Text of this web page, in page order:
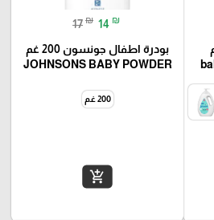
17 ₪ 14 ₪
بودرة اطفال جونسون 200 غم
JOHNSONS BABY POWDER
200 غم
add_shopping_cart